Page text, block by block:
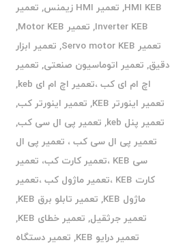
HMI KEB
, تعمیر HMI زیمنس , تعمیر
Inverter KEB
, تعمیر Motor KEB
,
تعمیر Servo motor KEB
, تعمیر ابزار
دقیق, تعمیر اتوماسیون صنعتی, تعمیر
اچ ام ای کب ،تعمیر اچ ام ای keb
,
تعمیر اینورتر KEB
, تعمیر اینورتر کب,
تعمیر پنل keb
, تعمیر پی ال سی کب,
تعمیر پی ال سی کب ، تعمیر پی ال
سی KEB ،تعمیر کارت کب، تعمیر
کارت KEB ،تعمیر ماژول کب ،تعمیر
ماژول KEB
, تعمیر تابلو برق KEB
,
تعمیر جرثقیل, تعمیر خطای KEB
,
تعمیر درایو KEB
, تعمیر دستگاه